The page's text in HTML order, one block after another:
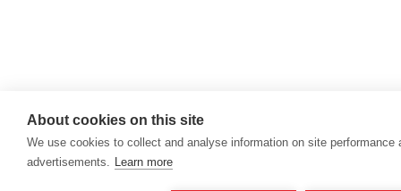
About cookies on this site
We use cookies to collect and analyse information on site
advertisements. Learn more